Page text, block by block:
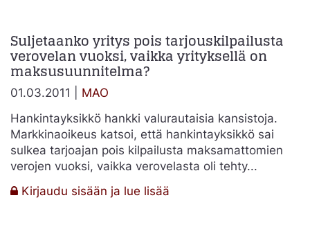
Jätteenkuljetusten
kilpailutusvastuun
omistamalle
yhtiölle
Suljetaanko yritys pois tarjouskilpailusta
verovelan vuoksi, vaikka yrityksellä on
maksusuunnitelma?
01.03.2011 | MAO
Hankintayksikkö hankki valurautaisia kansistoja.
Markkinaoikeus katsoi, että hankintayksikkö sai
sulkea tarjoajan pois kilpailusta maksamattomien
verojen vuoksi, vaikka verovelasta oli tehty...
Kirjaudu sisään ja lue lisää